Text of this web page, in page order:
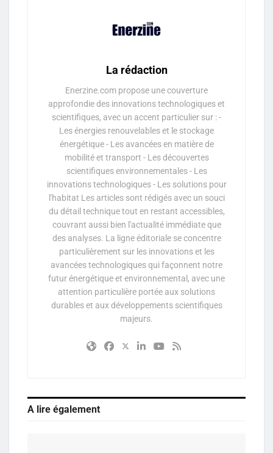
La rédaction
Enerzine.com propose une couverture
approfondie des innovations technologiques et
scientifiques, avec un accent particulier sur : -
Les énergies renouvelables et le stockage
énergétique - Les avancées en matière de
mobilité et transport - Les découvertes
scientifiques environnementales - Les
innovations technologiques - Les solutions pour
l'habitat Les articles sont rédigés avec un souci
du détail technique tout en restant accessibles,
couvrant aussi bien l'actualité immédiate que
des analyses. La ligne éditoriale se concentre
particulièrement sur les innovations et les
avancées technologiques qui façonnent notre
futur énergétique et environnemental, avec une
attention particulière portée aux solutions
durables et aux développements scientifiques
majeurs.
A lire également